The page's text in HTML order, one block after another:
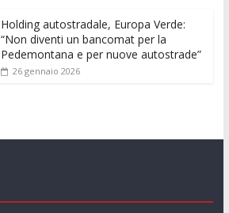
Holding autostradale, Europa Verde:
“Non diventi un bancomat per la
Pedemontana e per nuove autostrade”
26 gennaio 2026